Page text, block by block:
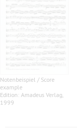
Notenbeispiel / Score
example
Edition: Amadeus Verlag,
1999